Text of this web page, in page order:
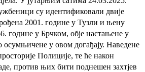
су идентификовали двије
2001. године у Тузли и њену
године у Брчком, обје настањене у
у овом догађају. Наведене
Полиције, те ће након
против њих бити поднешен захтјев